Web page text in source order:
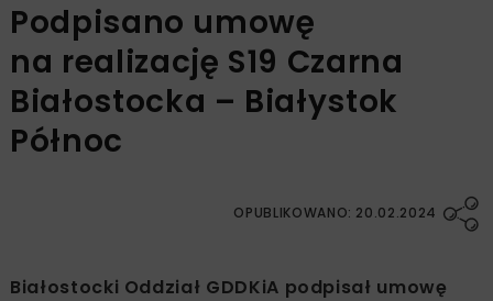
Podpisano umowę
na realizację S19 Czarna
Białostocka – Białystok
Północ
OPUBLIKOWANO: 20.02.2024
Białostocki Oddział GDDKiA podpisał umowę